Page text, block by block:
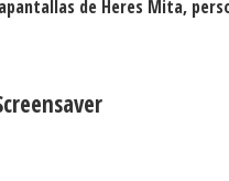
de Heres Mita,